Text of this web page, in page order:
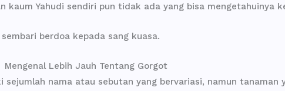
kaum Yahudi sendiri pun tidak ada yang bisa mengetahuinya
berdoa kepada sang kuasa.
Mengenal Lebih Jauh Tentang Gorgot
nama atau sebutan yang bervariasi, namun tanaman